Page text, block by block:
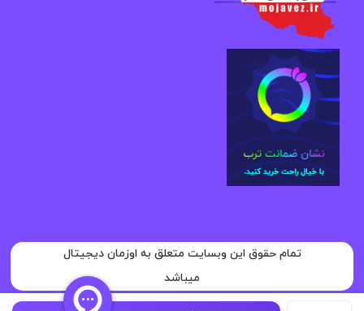
تمام حقوق این وبسایت متعلق به اوزمان دیجیتال
میباشد